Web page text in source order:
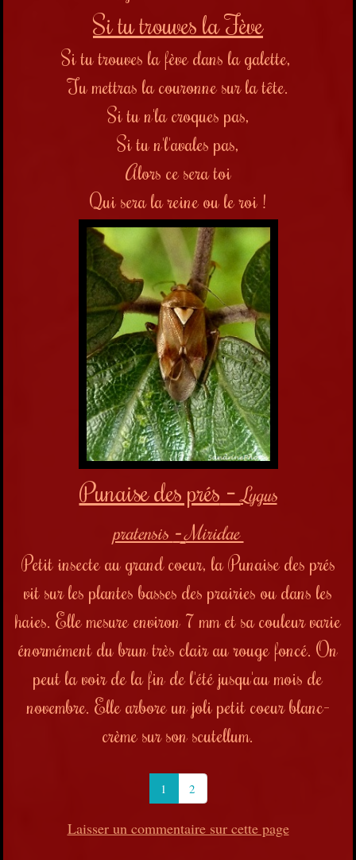
Si tu trouves la Fève
Si tu trouves la fève dans la galette,
Tu mettras la couronne sur la tête.
Si tu n'la croques pas,
Si tu n'l'avales pas,
Alors ce sera toi
Qui sera la reine ou le roi !
Punaise des prés -Lygus
pratensis - Miridae
Petit insecte au grand coeur, la Punaise des prés
vit sur les plantes basses des prairies ou dans les
haies. Elle mesure environ 7 mm et sa couleur varie
énormément du brun très clair au rouge foncé. On
peut la voir de la fin de l'été jusqu'au mois de
novembre. Elle arbore un joli petit coeur blanc-
crème sur son scutellum.
1 2
Laisser un commentaire sur cette page